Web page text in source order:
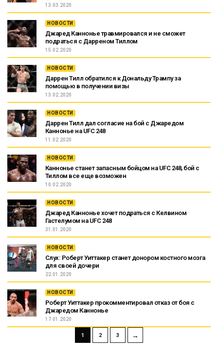
13.03.2020
НОВОСТИ
Джаред Каннонье травмировался и не сможет
подраться с Дарреном Тиллом
15.02.2020
НОВОСТИ
Даррен Тилл обратился к Дональду Трампу за
помощью в получении визы
13.02.2020
НОВОСТИ
Даррен Тилл дал согласие на бой с Джаредом
Каннонье на UFC 248
11.02.2020
НОВОСТИ
Каннонье станет запасным бойцом на UFC 248, бой с
Тиллом все еще возможен
10.02.2020
НОВОСТИ
Джаред Каннонье хочет подраться с Келвином
Гастелумом на UFC 248
31.01.2020
НОВОСТИ
Слух: Роберт Уиттакер станет донором костного мозга
для своей дочери
22.01.2020
НОВОСТИ
Роберт Уиттакер прокомментировал отказ от боя с
Джаредом Каннонье
17.01.2020
1 2 3 →